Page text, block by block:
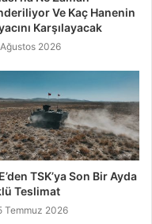
Ve Kaç Hanenin
Karşılayacak
2026
TSK’ya Son Bir Ayda
Teslimat
Temmuz 2026